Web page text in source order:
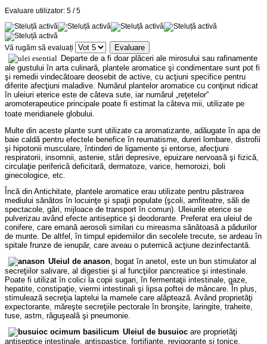
Evaluare utilizator: 5 /5
Vă rugăm să evaluați
Departe de a fi doar plăceri ale mirosului sau rafinamente
ale gustului în arta culinară, plantele aromatice şi condimentare sunt pot fi
şi remedii vindecătoare deosebit de active, cu acţiuni specifice pentru
diferite afecţiuni maladive. Numărul plantelor aromatice cu conţinut ridicat
în uleiuri eterice este de câteva sute, iar numărul „reţetelor“
aromoterapeutice principale poate fi estimat la câteva mii, utilizate pe
toate meridianele globului.
Multe din aceste plante sunt utilizate ca aromatizante, adăugate în apa de
baie caldă pentru efectele benefice în reumatisme, dureri lombare, distrofii
şi hipotonii musculare, întinderi de ligamente şi entorse, afecţiuni
respiratorii, insomnii, astenie, stări depresive, epuizare nervoasă şi fizică,
circulaţie periferică deficitară, dermatoze, varice, hemoroizi, boli
ginecologice, etc.
Încă din Antichitate, plantele aromatice erau utilizate pentru păstrarea
mediului sănătos în locuinţe şi spaţii populate (şcoli, amfiteatre, săli de
spectacole, gări, mijloace de transport în comun). Uleiurile eterice se
pulverizau având efecte antiseptice şi deodorante. Preferat era uleiul de
conifere, care emană aerosoli similari cu mireasma sănătoasă a pădurilor
de munte. De altfel, în timpul epidemiilor din secolele trecute, se ardeau în
spitale frunze de ienupăr, care aveau o puternică acţiune dezinfectantă.
Uleiul de anason, bogat în anetol, este un bun stimulator al
secreţiilor salivare, al digestiei şi al funcţiilor pancreatice şi intestinale.
Poate fi utilizat în colici la copii sugari, în fermentaţii intestinale, gaze,
hepatite, constipaţie, viermi intestinali şi lipsa poftei de mâncare. În plus,
stimulează secreţia laptelui la mamele care alăptează. Având proprietăţi
expectorante, măreşte secreţiile pectorale în bronşite, laringite, traheite,
tuse, astm, răguşeală şi pneumonie.
Uleiul de busuioc are proprietăţi
antiseptice intestinale, antispastice, fortifiante, revigorante şi tonice,